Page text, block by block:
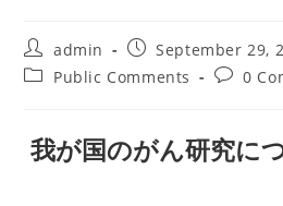
Post
author:
admin
Post
published:
September 29,
PostPublic Comments
Post0
我が国のがん研究に